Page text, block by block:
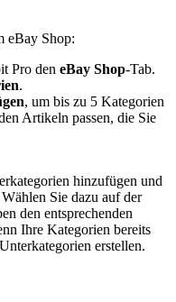
eBay Shop:
Pro den eBay Shop-Tab.
.
, um bis zu 5 Kategorien
Artikeln passen, die Sie
hinzufügen und
Sie dazu auf der
den entsprechenden
Ihre Kategorien bereits
erstellen.